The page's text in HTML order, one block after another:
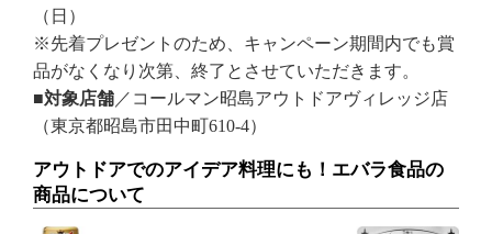
（日）
※先着プレゼントのため、キャンペーン期間内でも賞
品がなくなり次第、終了とさせていただきます。
■対象店舗 ／コールマン昭島アウトドアヴィレッジ店
（東京都昭島市田中町610-4）
アウトドアでのアイデア料理にも！エバラ食品の
商品について